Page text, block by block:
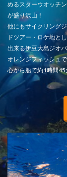
めるスターウオッチ
が盛り沢山！
他にもサイクリング
ドツアー・ロケ地と
出来る伊豆大島ジオ
オレンジフィッシュ
心から船で約1時間